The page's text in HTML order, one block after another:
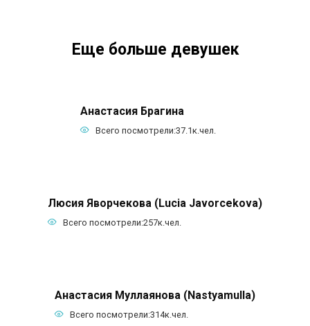
Еще больше девушек
Анастасия Брагина
Всего посмотрели:37.1к. чел.
Люсия Яворчекова (Lucia Javorcekova)
Всего посмотрели:257к. чел.
Анастасия Муллаянова (Nastyamulla)
Всего посмотрели:314к. чел.